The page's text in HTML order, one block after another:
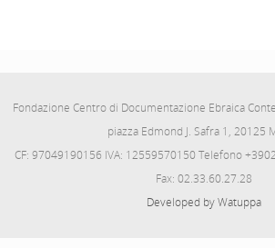
Fondazione Centro di Documentazione Ebraica
piazza Edmond J. Safra 1, 20125
CF: 97049190156 IVA: 12559570150 Telefono
Fax: 02.33.60.27.28
Developed by Watuppa